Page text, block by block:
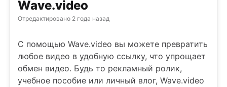
Wave.video
Отредактировано 2 года назад
С помощью Wave.video вы можете превратить
любое видео в удобную ссылку, что упрощает
обмен видео. Будь то рекламный ролик,
учебное пособие или личный влог, Wave.video